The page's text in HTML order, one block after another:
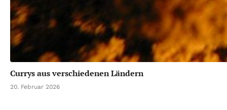
Currys aus verschiedenen Ländern
20. Februar 2026